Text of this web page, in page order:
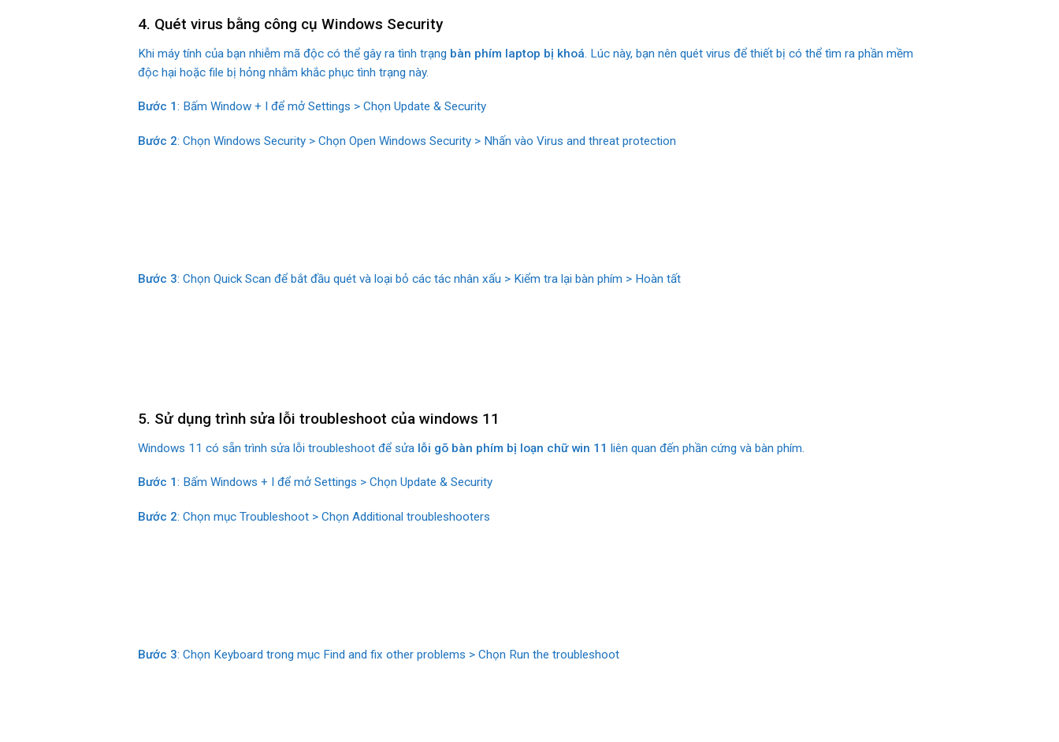
4. Quét virus bằng công cụ Windows Security
Khi máy tính của bạn nhiễm mã độc có thể gây ra tình trạng bàn phím laptop bị khoá . Lúc này, bạn nên quét virus để thiết bị có thể tìm ra phần mềm
độc hại hoặc file bị hỏng nhằm khắc phục tình trạng này.
Bước 1: Bấm Window + I để mở Settings > Chọn Update & Security
Bước 2: Chọn Windows Security > Chọn Open Windows Security > Nhấn vào Virus and threat protection
Bước 3: Chọn Quick Scan để bắt đầu quét và loại bỏ các tác nhân xấu > Kiểm tra lại bàn phím > Hoàn tất
5. Sử dụng trình sửa lỗi troubleshoot của windows 11
Windows 11 có sẵn trình sửa lỗi troubleshoot để sửa lỗi gõ bàn phím bị loạn chữ win 11 liên quan đến phần cứng và bàn phím.
Bước 1: Bấm Windows + I để mở Settings > Chọn Update & Security
Bước 2: Chọn mục Troubleshoot > Chọn Additional troubleshooters
Bước 3: Chọn Keyboard trong mục Find and fix other problems > Chọn Run the troubleshoot